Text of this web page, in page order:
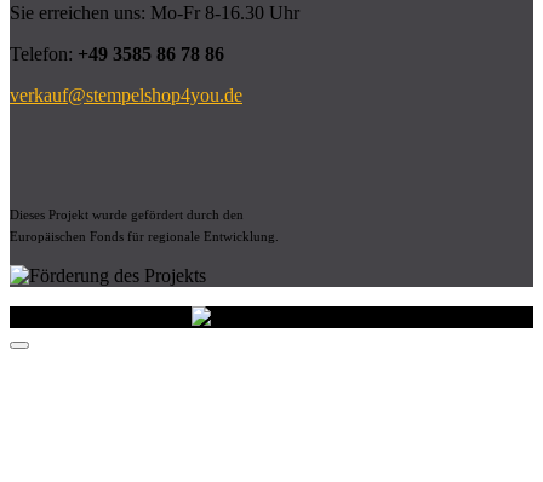
Sie erreichen uns: Mo-Fr 8-16.30 Uhr
Telefon: +49 3585 86 78 86
verkauf@stempelshop4you.de
Dieses Projekt wurde gefördert durch den
Europäischen Fonds für regionale Entwicklung.